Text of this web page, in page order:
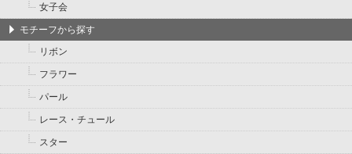
女子会
モチーフから探す
リボン
フラワー
パール
レース・チュール
スター